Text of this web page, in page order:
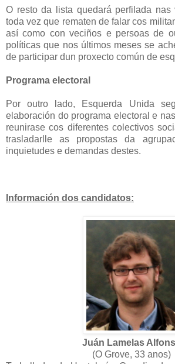
O resto da lista quedará perfilada nas
toda vez que rematen de falar cos
así como con veciños e persoas de
políticas que nos últimos meses se
de participar dun proxecto común de
Programa electoral
Por outro lado, Esquerda Unida
elaboración do programa electoral e
reunirase cos diferentes colectivos
trasladarlle as propostas da
inquietudes e demandas destes.
Información dos candidatos:
Juán Lamelas
(O Grove, 33 anos)